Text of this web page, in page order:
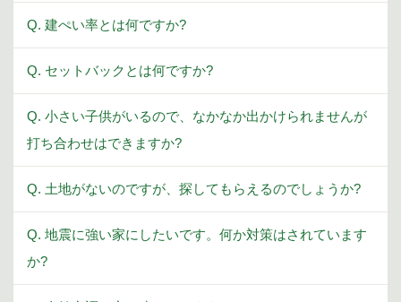
Q. 建ぺい率とは何ですか?
Q. セットバックとは何ですか?
Q. 小さい子供がいるので、なかなか出かけられませんが
打ち合わせはできますか?
Q. 土地がないのですが、探してもらえるのでしょうか?
Q. 地震に強い家にしたいです。何か対策はされています
か?